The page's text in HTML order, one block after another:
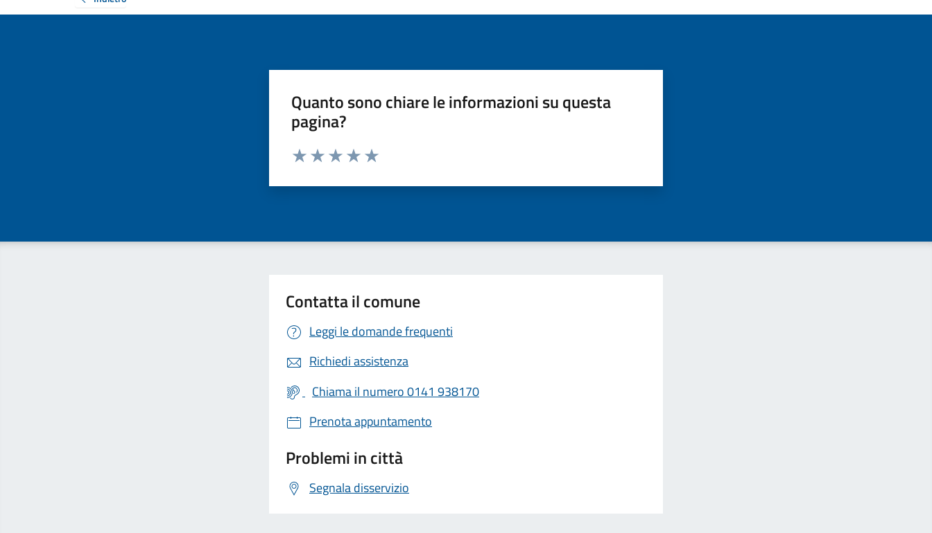
Quanto sono chiare le informazioni su questa
pagina?
Valuta da 1 a 5 stelle la pagina
Contatta il comune
Leggi le domande frequenti
Richiedi assistenza
Chiama il numero 0141 938170
Prenota appuntamento
Problemi in città
Segnala disservizio